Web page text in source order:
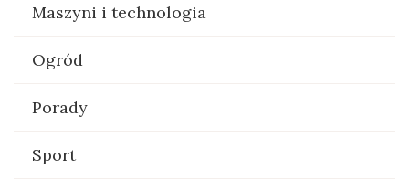
Maszyni i technologia
Ogród
Porady
Sport